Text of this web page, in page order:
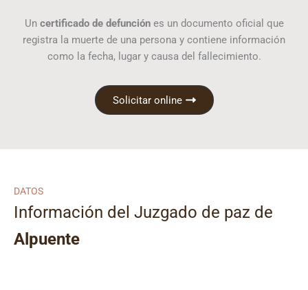
Un certificado de defunciónes un documento oficial que
registra la muerte de una persona y contiene información
como la fecha, lugar y causa del fallecimiento.
Solicitar online
DATOS
Información del Juzgado de paz de
Alpuente